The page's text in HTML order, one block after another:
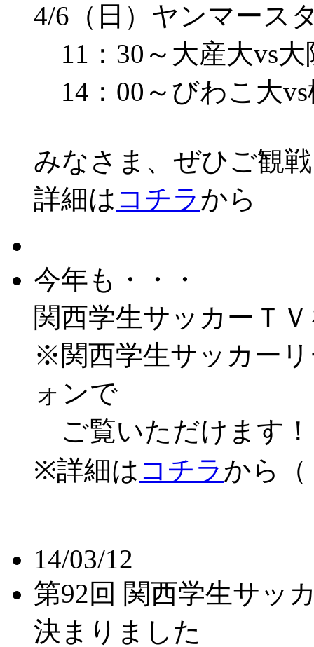
4/6（日）ヤンマース
11：30～大産大vs大
14：00～びわこ大vs
みなさま、ぜひご観
詳細は コチラから
今年も・・・
関西学生サッカーＴ
※関西学生サッカー
ォンで
ご覧いただけます
※詳細は コチラから
14/03/12
第92回 関西学生サッ
決まりました